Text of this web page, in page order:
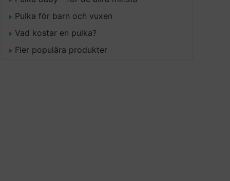
Pulka för barn och vuxen
Vad kostar en pulka?
Fler populära produkter